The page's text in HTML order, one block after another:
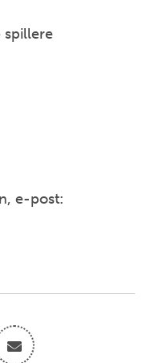
spillere
e-post: